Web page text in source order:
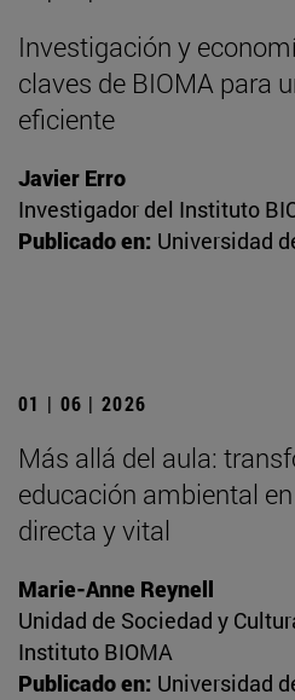
Investigación y
claves de BIOMA para
eficiente
Javier Erro
Investigador del Instituto
Publicado en: Universidad
01 | 06 | 2026
Más allá del aula:
educación ambiental
directa y vital
Marie-Anne Reynell
Unidad de Sociedad y
Instituto BIOMA
Publicado en: Universidad